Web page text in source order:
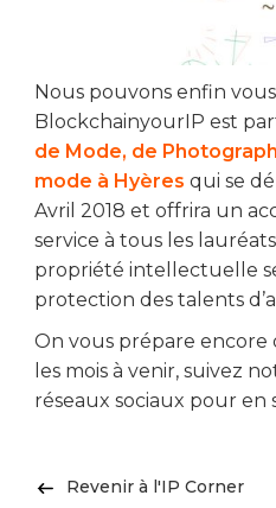
Nous pouvons enfin vous
BlockchainyourIP est
de Mode, de
mode à Hyères qui se
Avril 2018 et offrira un
service à tous les
propriété intellectuelle
protection des talents
On vous prépare encore
les mois à venir, suivez
réseaux sociaux pour en
Revenir à l'IP Corner